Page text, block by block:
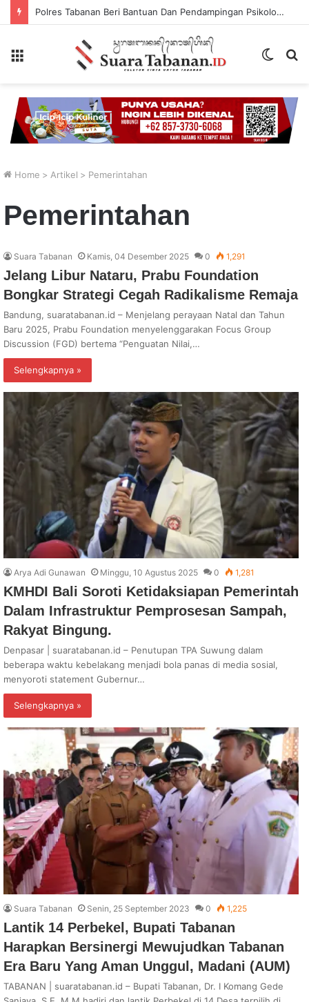
Berbekal CCTV, Pelaku Tabrak Lari Terungkap
Switch
Home > Artikel > Pemerintahan
Pemerintahan
Suara Tabanan Kamis, 04 Desember 2025 0 1,291
Jelang Libur Nataru, Prabu Foundation
Bongkar Strategi Cegah Radikalisme Remaja
Bandung, suaratabanan.id – Menjelang perayaan Natal dan Tahun
Baru 2025, Prabu Foundation menyelenggarakan Focus Group
Discussion (FGD) bertema “Penguatan Nilai,…
Selengkapnya »
Arya Adi Gunawan Minggu, 10 Agustus 2025 0 1,281
KMHDI Bali Soroti Ketidaksiapan Pemerintah
Dalam Infrastruktur Pemprosesan Sampah,
Rakyat Bingung.
Denpasar | suaratabanan.id – Penutupan TPA Suwung dalam
beberapa waktu kebelakang menjadi bola panas di media sosial,
menyoroti statement Gubernur…
Selengkapnya »
Suara Tabanan Senin, 25 September 2023 0 1,225
Lantik 14 Perbekel, Bupati Tabanan
Harapkan Bersinergi Mewujudkan Tabanan
Era Baru Yang Aman Unggul, Madani (AUM)
TABANAN | suaratabanan.id – Bupati Tabanan, Dr. I Komang Gede